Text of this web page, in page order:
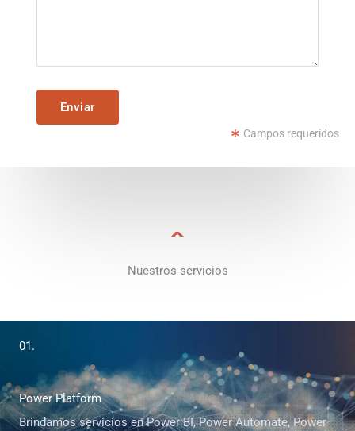
Campos requeridos
Nuestros servicios
01.
Power Platform
Brindamos servicios en Power BI, Power Automate, Power